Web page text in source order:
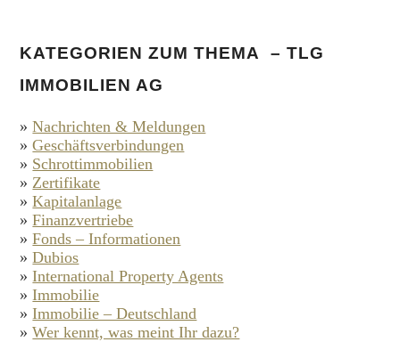
KATEGORIEN ZUM THEMA – TLG
IMMOBILIEN AG
»Nachrichten & Meldungen
»Geschäftsverbindungen
» Schrottimmobilien
» Zertifikate
»Kapitalanlage
»Finanzvertriebe
»Fonds – Informationen
»Dubios
»International Property Agents
»Immobilie
»Immobilie – Deutschland
»Wer kennt, was meint Ihr dazu?